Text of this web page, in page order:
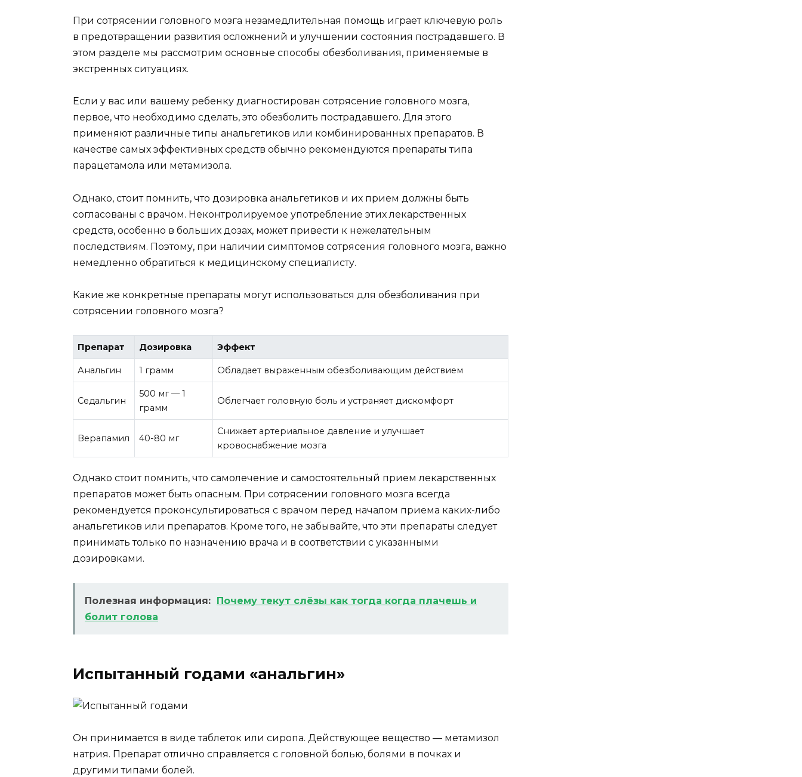
При сотрясении головного мозга незамедлительная помощь играет ключевую роль
в предотвращении развития осложнений и улучшении состояния пострадавшего. В
этом разделе мы рассмотрим основные способы обезболивания, применяемые в
экстренных ситуациях.
Если у вас или вашему ребенку диагностирован сотрясение головного мозга,
первое, что необходимо сделать, это обезболить пострадавшего. Для этого
применяют различные типы анальгетиков или комбинированных препаратов. В
качестве самых эффективных средств обычно рекомендуются препараты типа
парацетамола или метамизола.
Однако, стоит помнить, что дозировка анальгетиков и их прием должны быть
согласованы с врачом. Неконтролируемое употребление этих лекарственных
средств, особенно в больших дозах, может привести к нежелательным
последствиям. Поэтому, при наличии симптомов сотрясения головного мозга, важно
немедленно обратиться к медицинскому специалисту.
Какие же конкретные препараты могут использоваться для обезболивания при
сотрясении головного мозга?
Препарат Дозировка Эффект
Анальгин 1 грамм Обладает выраженным обезболивающим действием
Седальгин
500 мг — 1
грамм
Облегчает головную боль и устраняет дискомфорт
Верапамил 40-80 мг
Снижает артериальное давление и улучшает
кровоснабжение мозга
Однако стоит помнить, что самолечение и самостоятельный прием лекарственных
препаратов может быть опасным. При сотрясении головного мозга всегда
рекомендуется проконсультироваться с врачом перед началом приема каких-либо
анальгетиков или препаратов. Кроме того, не забывайте, что эти препараты следует
принимать только по назначению врача и в соответствии с указанными
дозировками.
Полезная информация: Почему текут слёзы как тогда когда плачешь и
болит голова
Испытанный годами «анальгин»
Он принимается в виде таблеток или сиропа. Действующее вещество — метамизол
натрия. Препарат отлично справляется с головной болью, болями в почках и
другими типами болей.